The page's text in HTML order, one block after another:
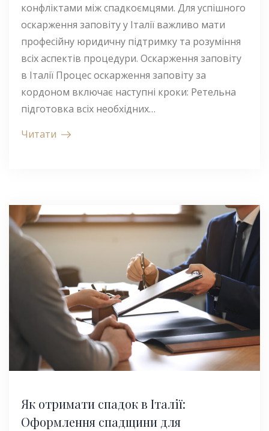
конфліктами між спадкоємцями. Для успішного
оскарження заповіту у Італії важливо мати
професійну юридичну підтримку та розуміння
всіх аспектів процедури. Оскарження заповіту
в Італії Процес оскарження заповіту за
кордоном включає наступні кроки: Ретельна
підготовка всіх необхідних…
Читати
Як отримати спадок в Італії:
Оформлення спадщини для